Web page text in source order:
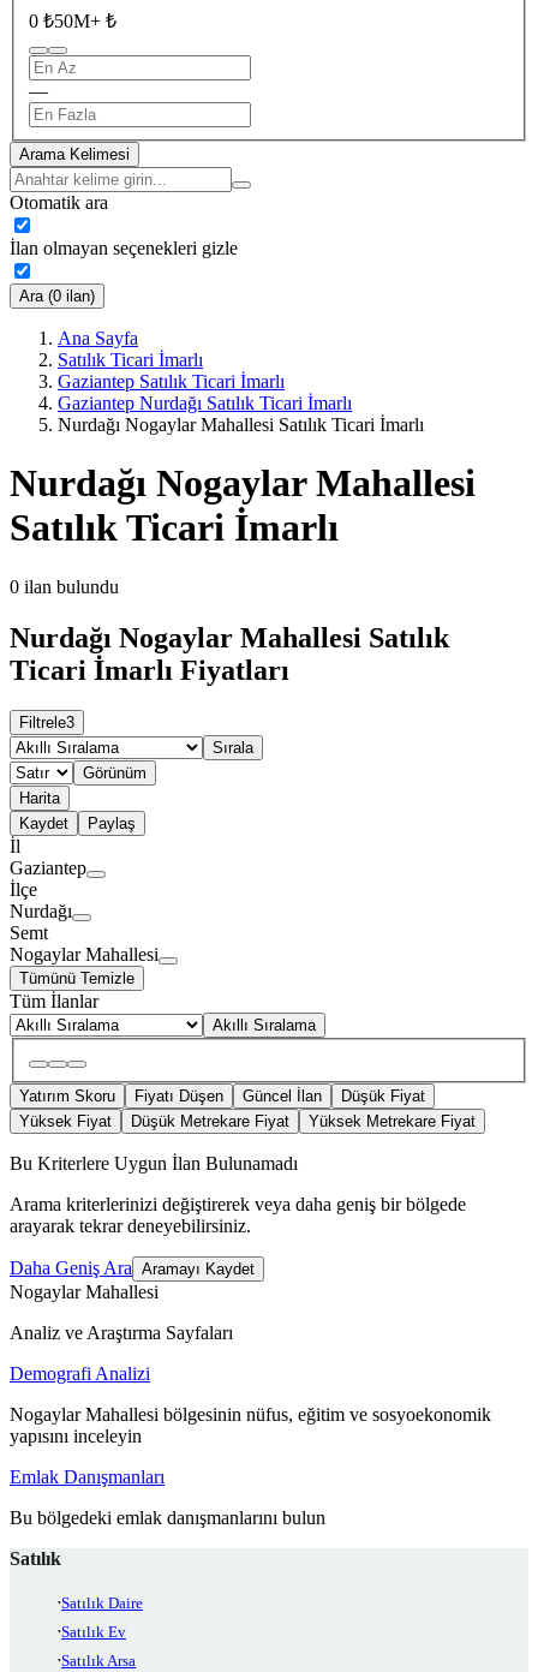
0 ₺50M+ ₺
—
Arama Kelimesi
Otomatik ara
İlan olmayan seçenekleri gizle
Ara (0 ilan)
Ana Sayfa
Satılık Ticari İmarlı
Gaziantep Satılık Ticari İmarlı
Gaziantep Nurdağı Satılık Ticari İmarlı
Nurdağı Nogaylar Mahallesi Satılık Ticari İmarlı
Nurdağı Nogaylar Mahallesi
Satılık Ticari İmarlı
0 ilan bulundu
Nurdağı Nogaylar Mahallesi Satılık
Ticari İmarlı Fiyatları
Filtrele3
Sırala
Görünüm
Harita
Kaydet
Paylaş
İl
Gaziantep
İlçe
Nurdağı
Semt
Nogaylar Mahallesi
Tümünü Temizle
Tüm İlanlar
Akıllı Sıralama
Yatırım Skoru Fiyatı Düşen Güncel İlan
Düşük Fiyat
Yüksek Fiyat
Düşük Metrekare Fiyat Yüksek Metrekare Fiyat
Bu Kriterlere Uygun İlan Bulunamadı
Arama kriterlerinizi değiştirerek veya daha geniş bir bölgede
arayarak tekrar deneyebilirsiniz.
Daha Geniş Ara Aramayı Kaydet
Nogaylar Mahallesi
Analiz ve Araştırma Sayfaları
Demografi Analizi
Nogaylar Mahallesi bölgesinin nüfus, eğitim ve sosyoekonomik
yapısını inceleyin
Emlak Danışmanları
Bu bölgedeki emlak danışmanlarını bulun
Satılık
Satılık Daire
Satılık Ev
Satılık Arsa